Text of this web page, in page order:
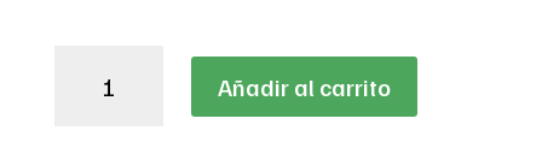
Añadir al carrito